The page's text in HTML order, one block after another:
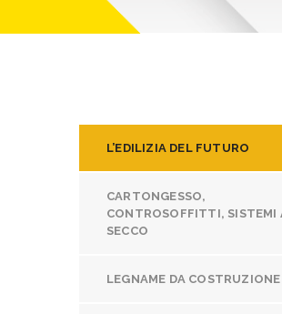
L’EDILIZIA DEL FUTURO
CARTONGESSO,
CONTROSOFFITTI, SISTEMI
SECCO
LEGNAME DA COSTRUZIONE